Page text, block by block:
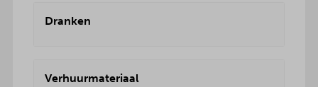
Dranken
Verhuurmateriaal